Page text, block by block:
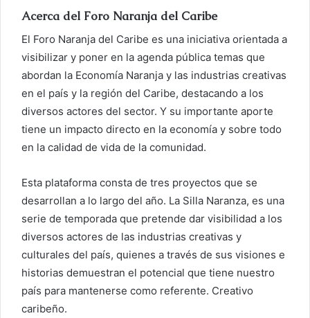
Acerca del Foro Naranja del Caribe
El Foro Naranja del Caribe es una iniciativa orientada a
visibilizar y poner en la agenda pública temas que
abordan la Economía Naranja y las industrias creativas
en el país y la región del Caribe, destacando a los
diversos actores del sector. Y su importante aporte
tiene un impacto directo en la economía y sobre todo
en la calidad de vida de la comunidad.
Esta plataforma consta de tres proyectos que se
desarrollan a lo largo del año. La Silla Naranza, es una
serie de temporada que pretende dar visibilidad a los
diversos actores de las industrias creativas y
culturales del país, quienes a través de sus visiones e
historias demuestran el potencial que tiene nuestro
país para mantenerse como referente. Creativo
caribeño.